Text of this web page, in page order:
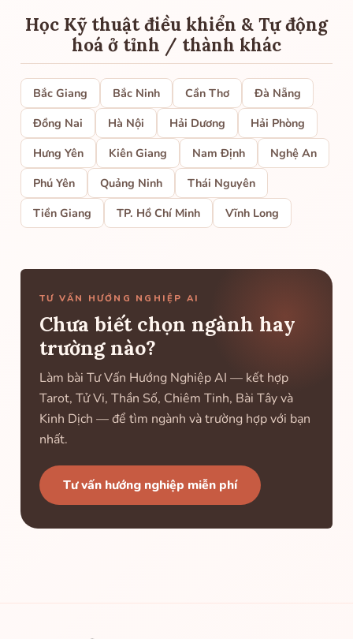
Học Kỹ thuật điều khiển & Tự động
hoá ở tỉnh / thành khác
Bắc Giang Bắc Ninh Cần Thơ
Đà Nẵng
Đồng Nai
Hà Nội Hải Dương
Hải Phòng
Hưng Yên
Kiên Giang Nam Định
Nghệ An
Phú Yên
Quảng Ninh
Thái Nguyên
Tiền Giang
TP. Hồ Chí Minh Vĩnh Long
TƯ VẤN HƯỚNG NGHIỆP AI
Chưa biết chọn ngành hay
trường nào?
Làm bài Tư Vấn Hướng Nghiệp AI — kết hợp
Tarot, Tử Vi, Thần Số, Chiêm Tinh, Bài Tây và
Kinh Dịch — để tìm ngành và trường hợp với bạn
nhất.
Tư vấn hướng nghiệp miễn phí